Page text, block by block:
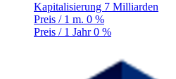
Kapitalisierung 7 Milliarden
Preis / 1 m. 0 %
Preis / 1 Jahr0 %